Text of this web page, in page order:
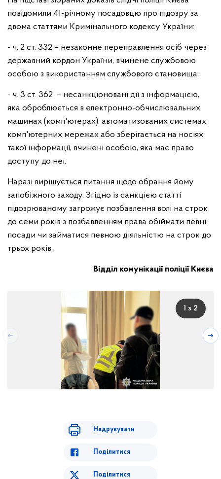
повідомили 41-річному посадовцю про підозру за
двома статтями Кримінального кодексу України:
- ч. 2 ст. 332 – незаконне переправлення осіб через
державний кордон України, вчинене службовою
особою з використанням службового становища;
- ч. 3 ст. 362 – несанкціоновані дії з інформацією,
яка оброблюється в електронно-обчислювальних
машинах (комп'ютерах), автоматизованих системах,
комп'ютерних мережах або зберігається на носіях
такої інформації, вчинені особою, яка має право
доступу до неї.
Наразі вирішується питання щодо обрання йому
запобіжного заходу. Згідно із санкцією статті
підозрюваному загрожує позбавлення волі на строк
до семи років з позбавленням права обіймати певні
посади чи займатися певною діяльністю на строк до
трьох років.
Відділ комунікації поліції Києва
1 з 2
Надрукувати
Поділитися
Поділитися